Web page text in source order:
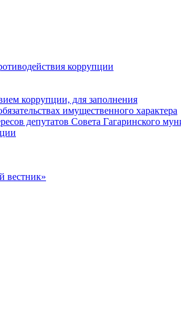
коррупции
коррупции, для заполнения
имущественного характера
депутатов Совета Гагаринского
вестник»